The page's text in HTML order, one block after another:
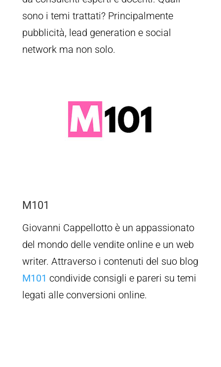
sono i temi trattati? Principalmente
pubblicità, lead generation e social
network ma non solo.
M101
Giovanni Cappellotto è un appassionato
del mondo delle vendite online e un web
writer. Attraverso i contenuti del suo blog
M101 condivide consigli e pareri su temi
legati alle conversioni online.